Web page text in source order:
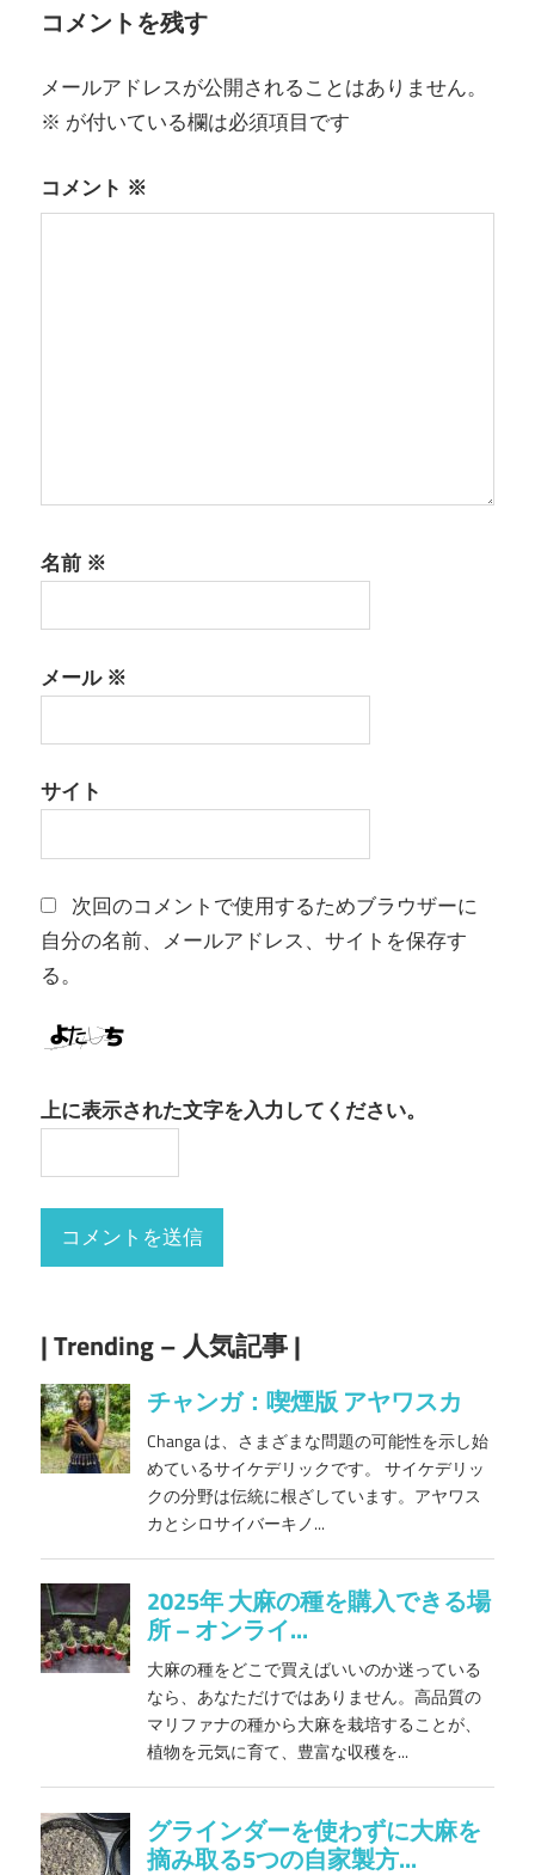
ゲ
シ
ン
コメントを残す
メールアドレスが公開されることはありません。
※ が付いている欄は必須項目です
コメント ※
名前 ※
メール※
サイト
次回のコメントで使用するためブラウザーに
自分の名前、メールアドレス、サイトを保存す
る。
上に表示された文字を入力してください。
| Trending – 人気記事 |